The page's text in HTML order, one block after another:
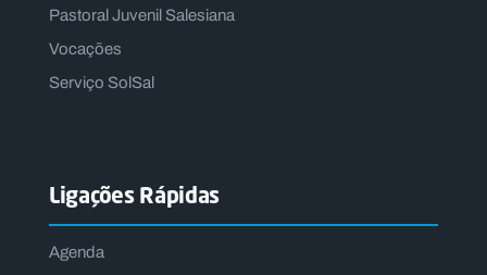
Pastoral Juvenil Salesiana
Vocações
Serviço SolSal
Ligações Rápidas
Agenda